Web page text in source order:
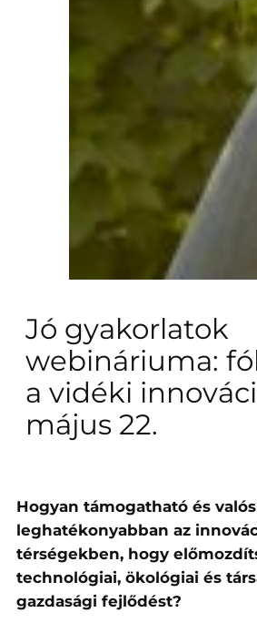
Jó gyakorlatok
webináriuma:
a vidéki
május 22.
Hogyan támogatható és
leghatékonyabban az
térségekben, hogy
technológiai, ökológiai és
gazdasági fejlődést?